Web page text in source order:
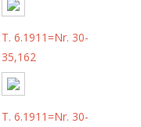
T. 6.1911=Nr. 30-
35,162
T. 6.1911=Nr. 30-